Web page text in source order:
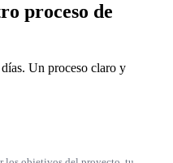
proceso de
Un proceso claro y